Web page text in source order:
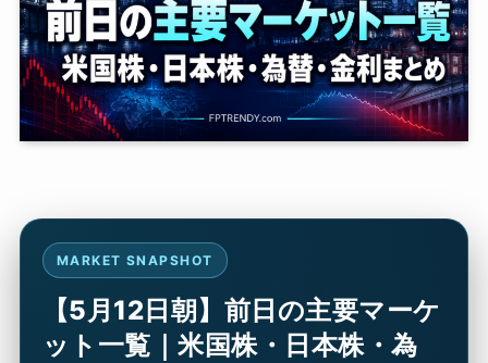
MARKET SNAPSHOT
【5月12日朝】前日の主要マーケ
ット一覧｜米国株・日本株・為